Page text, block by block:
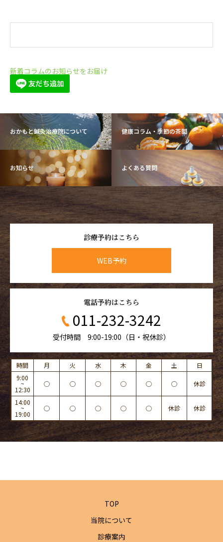
新着コラムのお知らせをお届け
おかもと鍼灸治療院について 健康コラム・季節の茶間
お知らせ よくある質問
診療予約はこちら
WEB予約
電話予約はこちら
011-232-3242
受付時間 9:00-19:00（日・祝休診）
時間 月 火 水 木 金 土
日
9:00
~
12:30
◯ ◯ ◯ ◯ ◯ ◯ 休診
14:00
~
19:00
◯ ◯ ◯ ◯ ◯ 休診 休診
TOP
当院について
診療案内